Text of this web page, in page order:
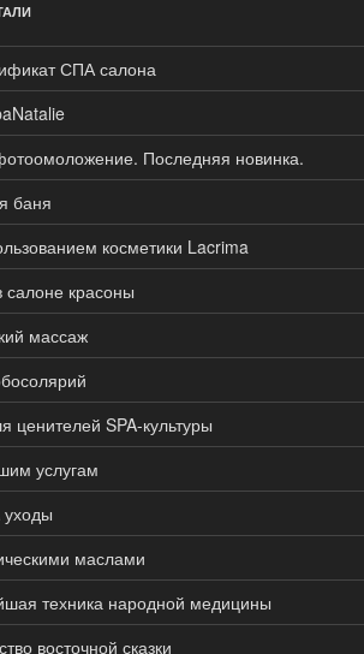
СПА салона
Последняя новинка.
баня
косметики Lacrima
красоны
массаж
ценителей SPA-культуры
услугам
уходы
маслами
техника народной медицины
восточной сказки